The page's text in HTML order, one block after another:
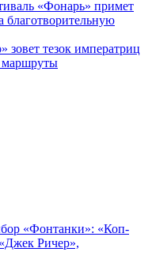
«Фонарь» примет
благотворительную
зовет тезок императриц
маршруты
«Фонтанки»: «Коп-
Ричер»,